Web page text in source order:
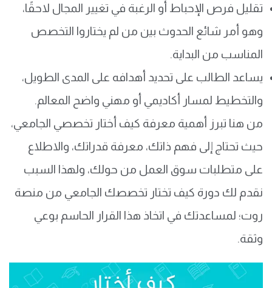
تقليل فرص الإحباط أو الرغبة في تغيير المجال لاحقًا،
وهو أمر شائع الحدوث بين من لم يختاروا التخصص
المناسب من البداية.
يساعد الطالب على تحديد أهدافه على المدى الطويل،
والتخطيط لمسار أكاديمي أو مهني واضح المعالم.
من هنا تبرز أهمية معرفة كيف أختار تخصصي الجامعي،
حيث تحتاج إلى فهم ذاتك، معرفة قدراتك، والاطلاع
على متطلبات سوق العمل من حولك، ولهذا السبب
نقدم لك دورة كيف تختار تخصصك الجامعي من منصة
روت؛ لمساعدتك في اتخاذ هذا القرار الحاسم بوعي
وثقة.